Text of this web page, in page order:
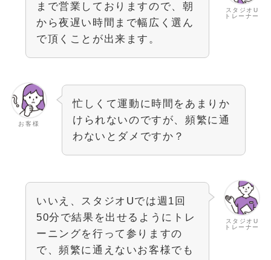
スタジオU
トレーナー
まで営業しておりますので、朝
から夜遅い時間まで幅広く選ん
で頂くことが出来ます。
お客様
忙しくて運動に時間をあまりか
けられないのですが、頻繁に通
わないとダメですか？
スタジオU
トレーナー
いいえ、スタジオUでは週1回
50分で結果を出せるようにトレ
ーニングを行って参りますの
で、頻繁に通えないお客様でも